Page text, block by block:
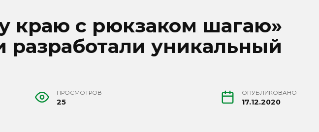
краю с рюкзаком шагаю»
уникальный
ПРОСМОТРОВ
25
ОПУБЛИКОВАНО
17.12.2020